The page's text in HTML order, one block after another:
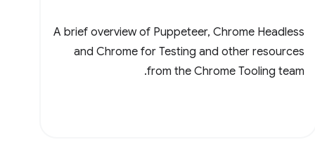
A brief overview of Puppeteer, Chrome Headless
and Chrome for Testing and other resources
from the Chrome Tooling team.